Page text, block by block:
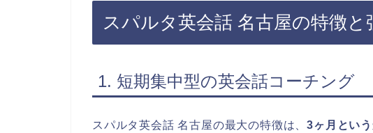
スパルタ英会話 名古屋の特徴と
1. 短期集中型の英会話コーチング
スパルタ英会話 名古屋の最大の特徴は、3ヶ月とい